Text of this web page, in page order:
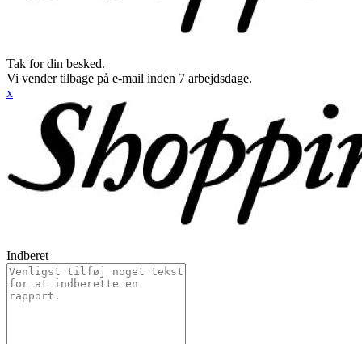
Tak for din besked.
Vi vender tilbage på e-mail inden 7 arbejdsdage.
x
Indberet